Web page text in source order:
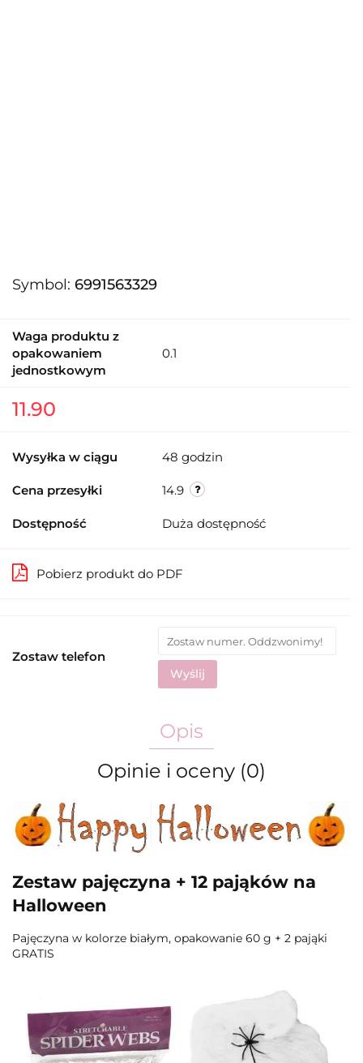
Symbol: 6991563329
Waga produktu z
opakowaniem
jednostkowym
0.1
11.90
Wysyłka w ciągu 48 godzin
Cena przesyłki 14.9
Dostępność Duża dostępność
Pobierz produkt do PDF
Zostaw telefon
Wyślij
Opis
Opinie i oceny (0)
Zestaw pajęczyna + 12 pająków na
Halloween
Pajęczyna w kolorze białym, opakowanie 60 g + 2 pająki
GRATIS